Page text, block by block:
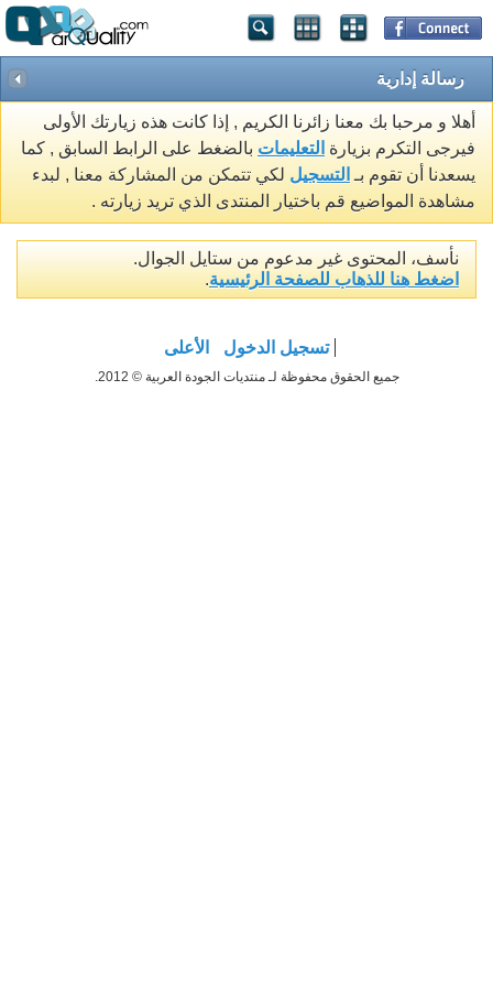
رسالة إدارية
أهلا و مرحبا بك معنا زائرنا الكريم , إذا كانت هذه زيارتك الأولى
فيرجى التكرم بزيارة التعليمات بالضغط على الرابط السابق , كما
يسعدنا أن تقوم بـ التسجيل لكي تتمكن من المشاركة معنا , لبدء
مشاهدة المواضيع قم باختيار المنتدى الذي تريد زيارته .
نأسف، المحتوى غير مدعوم من ستايل الجوال.
اضغط هنا للذهاب للصفحة الرئيسية.
تسجيل الدخول الأعلى
جميع الحقوق محفوظة لـ منتديات الجودة العربية © 2012.